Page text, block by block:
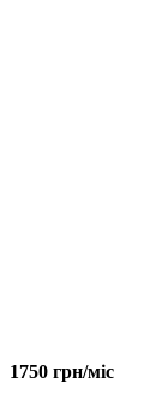
1750 грн/міс